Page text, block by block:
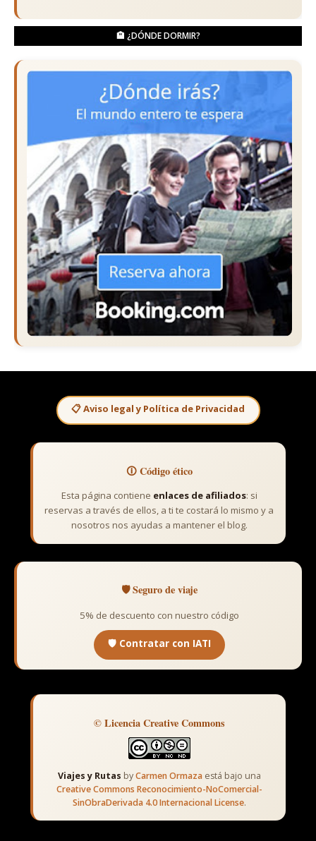
🏨 ¿DÓNDE DORMIR?
📋 Aviso legal y Política de Privacidad
🛈 Código ético
Esta página contiene enlaces de afiliados: si
reservas a través de ellos, a ti te costará lo mismo y a
nosotros nos ayudas a mantener el blog.
🛡️ Seguro de viaje
5% de descuento con nuestro código
🛡️ Contratar con IATI
© Licencia Creative Commons
Viajes y Rutas byCarmen Ormazaestá bajo una
Creative Commons Reconocimiento-NoComercial-
SinObraDerivada 4.0 Internacional License.